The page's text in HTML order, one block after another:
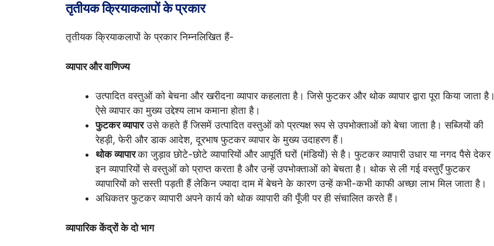
तृतीयक क्रियाकलापों के प्रकार
तृतीयक क्रियाकलापों के प्रकार निम्नलिखित हैं-
व्यापार और वाणिज्य
उत्पादित वस्तुओं को बेचना और खरीदना व्यापार कहलाता है। जिसे फुटकर और थोक व्यापार द्वारा पूरा किया जाता है।
ऐसे व्यापार का मुख्य उद्देश्य लाभ कमाना होता है।
फुटकर व्यापारउसे कहते हैं जिसमें उत्पादित वस्तुओं को प्रत्यक्ष रूप से उपभोक्ताओं को बेचा जाता है। सब्जियों की
रेहड़ी, फेरी और डाक आदेश, दूरभाष फुटकर व्यापार के मुख्य उदाहरण हैं।
थोक व्यापारका जुड़ाव छोटे-छोटे व्यापारियों और आपूर्ति घरों (मंडियों) से है। फुटकर व्यापारी उधार या नगद पैसे देकर
इन व्यापारियों से वस्तुओं को प्राप्त करता है और उन्हें उपभोक्ताओं को बेचता है। थोक से ली गई वस्तुएँ फुटकर
व्यापारियों को सस्ती पड़ती हैं लेकिन ज्यादा दाम में बेचने के कारण उन्हें कभी-कभी काफी अच्छा लाभ मिल जाता है।
अधिकतर फुटकर व्यापारी अपने कार्य को थोक व्यापारी की पूँजी पर ही संचालित करते हैं।
व्यापारिक केंद्रों के दो भाग